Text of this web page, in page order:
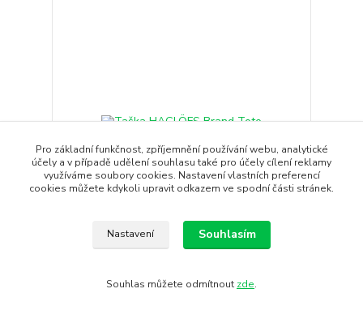
Taška HAGLÖFS Brand Tote
užití. Je vyr...
Pro základní funkčnost, zpříjemnění používání webu, analytické
účely a v případě udělení souhlasu také pro účely cílení reklamy
využíváme soubory cookies. Nastavení vlastních preferencí
cookies můžete kdykoli upravit odkazem ve spodní části stránek.
Nastavení Souhlasím
Souhlas můžete odmítnout zde.